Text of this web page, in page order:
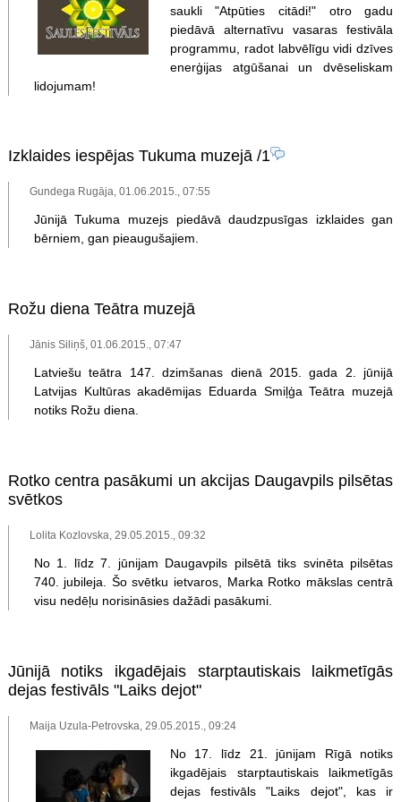
saukli "Atpūties citādi!" otro gadu
piedāvā alternatīvu vasaras festivāla
programmu, radot labvēlīgu vidi dzīves
enerģijas atgūšanai un dvēseliskam
lidojumam!
Izklaides iespējas Tukuma muzejā/1
Gundega Rugāja, 01.06.2015., 07:55
Jūnijā Tukuma muzejs piedāvā daudzpusīgas izklaides gan
bērniem, gan pieaugušajiem.
Rožu diena Teātra muzejā
Jānis Siliņš, 01.06.2015., 07:47
Latviešu teātra 147. dzimšanas dienā 2015. gada 2. jūnijā
Latvijas Kultūras akadēmijas Eduarda Smiļģa Teātra muzejā
notiks Rožu diena.
Rotko centra pasākumi un akcijas Daugavpils pilsētas
svētkos
Lolita Kozlovska, 29.05.2015., 09:32
No 1. līdz 7. jūnijam Daugavpils pilsētā tiks svinēta pilsētas
740. jubileja. Šo svētku ietvaros, Marka Rotko mākslas centrā
visu nedēļu norisināsies dažādi pasākumi.
Jūnijā notiks ikgadējais starptautiskais laikmetīgās
dejas festivāls "Laiks dejot"
Maija Uzula-Petrovska, 29.05.2015., 09:24
No 17. līdz 21. jūnijam Rīgā notiks
ikgadējais starptautiskais laikmetīgās
dejas festivāls "Laiks dejot", kas ir